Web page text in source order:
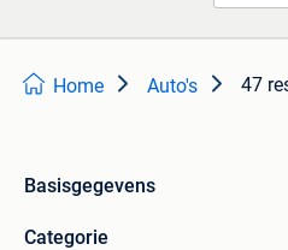
Home Auto's 47
Basisgegevens
Categorie